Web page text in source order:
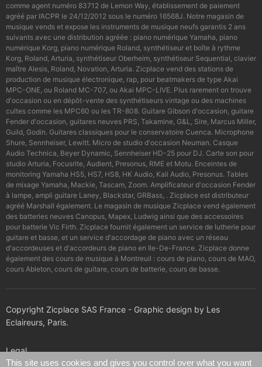
comme agent numéro 83712 de Lemon Way, établissement de paiement
agréé par l’ACPR le 24/12/2012 sous le numéro 16568J. Notre magasin de
musique vends et expose les instruments de musique neufs garantis 2 ans
suivants avec une distribution agréée : piano numérique Yamaha, piano
numérique Korg, piano numérique Roland, synthétiseur et boîte à rythme
Korg, Roland, Arturia, synthétiseur Oberheim, synthétiseur Sequential, clavier
maître Alesis, Roland, Novation, Arturia. Zicplace vend des stations de
production de musique électronique, rap, pour beatmakers de type Akai
MPC-ONE, ou Roland MC-707, ou Akai MPC-LIVE. Plus rarement on trouve
d'occasion ou en dépôt-vente des synthétiseurs vintage ou des machines
cultes comme les MPC60 ou les TR-808. Guitare Gibson d'occasion, guitare
Fender d'occasion, guitares neuves PRS, Takamine, G&L, Sire, Marcus Miller,
Guild, Godin. Guitares classiques pour le conservatoire Cuenca. Microphone
Shure, Sennheiser, Lewitt. Micro de studio d'occasion Neuman. Casque
Audio Technica, Beyer Dynamic, Sennheiser HD-25 pour DJ. Carte son pour
studio Arturia, Focusrite, Audient, Presonus, RME et Motu. Enceintes de
monitoring Yamaha HS5, HS7, HS8, HK Audio, Kali Audio, Presonus. Tables
de mixage Yamaha, Mackie, Tascam, Zoom. Amplificateur d'occasion Fender
à lampe, ampli guitare Laney, Blackstar, GRBass, . Zicplace est distributeur
agréé Marshall également. Le magasin de musique Zicplace vend également
des batteries neuves Canopus, Mapex, Ludwig ainsi que des accessoires
pour batterie Vic Firth. Zicplace fournit également un service de lutherie pour
guitare et basse, et un service d'accordage de piano avec un réseau
d'accordeuses et d'accordeurs de piano en Ile-De-France. Zicplace donne
également des cours de musique à Montreuil : cours de piano, cours de MAO,
cours Ableton, cours de guitare, cours de batterie, cours de basse.
Copyright Zicplace SAS France - Graphic design by Les
Eclaireurs, Paris.
Legal
This site uses cookies and gives you control over what you want